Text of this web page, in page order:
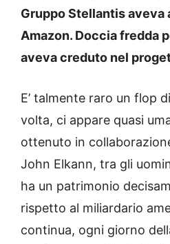
Gruppo Stellantis aveva
Amazon. Doccia fredda
aveva creduto nel
E’ talmente raro un flop
volta, ci appare quasi
ottenuto in
John Elkann, tra gli
ha un patrimonio
rispetto al miliardario
continua, ogni giorno